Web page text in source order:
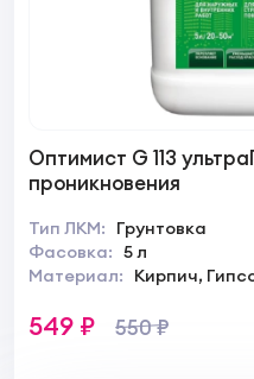
Оптимист G 113
проникновения
Тип ЛКМ:
Грунтовка
Фасовка: 5 л
Материал:
549 ₽ 550 ₽